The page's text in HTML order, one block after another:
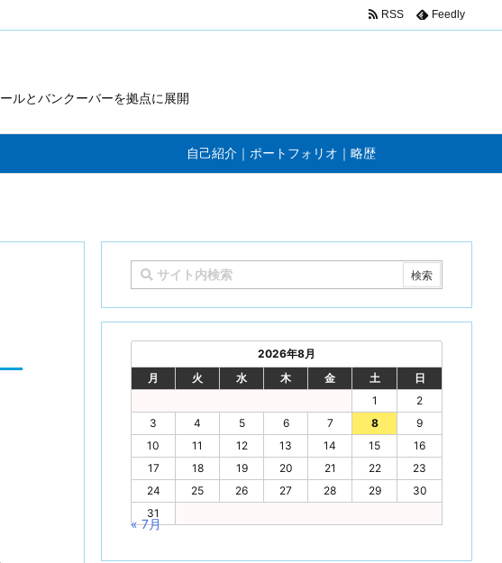
ルとバンクーバーを拠点に展開
自己紹介｜ポートフォリオ｜略歴
RSS Feedly
2026年8月
月
火 水 木 金 土
日
1
2
3
4 5 6 7 8
9
10
11 12 13 14 15
16
17
18 19 20 21 22
23
24
25 26 27 28 29
30
31
« 7月